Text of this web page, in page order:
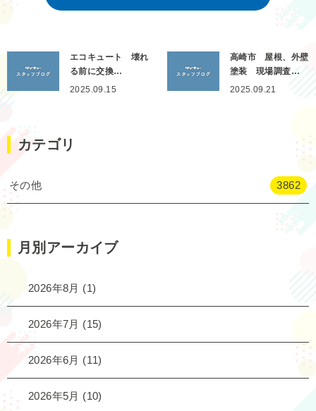
エコキュート 壊れ
る前に交換…
2025.09.15
高崎市 屋根、外壁
塗装 現場調査…
2025.09.21
カテゴリ
その他 3862
月別アーカイブ
2026年8月 (1)
2026年7月 (15)
2026年6月 (11)
2026年5月 (10)